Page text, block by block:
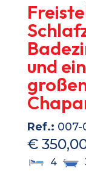
und
Ref.: 007-
€
4